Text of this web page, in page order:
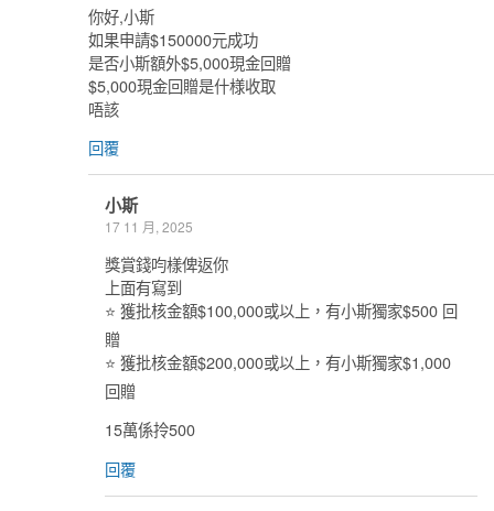
你好,小斯
如果申請$150000元成功
是否小斯額外$5,000現金回贈
$5,000現金回贈是什様收取
唔該
回覆
小斯
17 11 月, 2025
獎賞錢呁樣俾返你
上面有寫到
⭐ 獲批核金額$100,000或以上，有小斯獨家$500 回
贈
⭐ 獲批核金額$200,000或以上，有小斯獨家$1,000
回贈
15萬係拎500
回覆